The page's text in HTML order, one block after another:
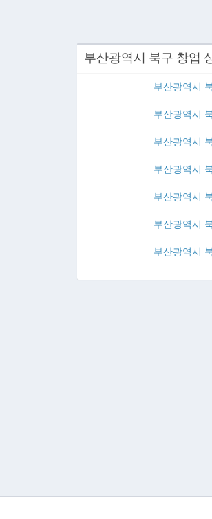
부산광역시 북구 창업
부산광역시
부산광역시
부산광역시
부산광역시
부산광역시
부산광역시
부산광역시